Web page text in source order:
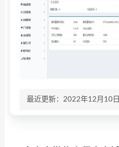
最近更新：2022年12月10日